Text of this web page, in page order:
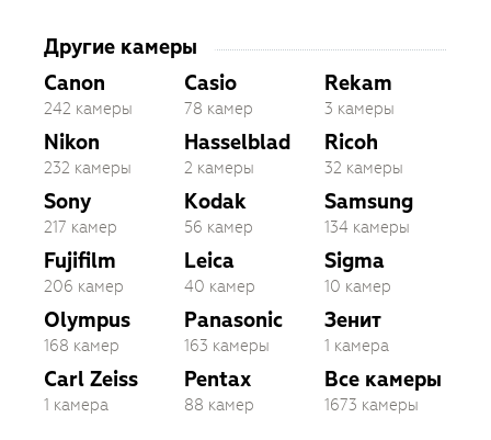
Другие камеры
Canon
242 камеры
Nikon
232 камеры
Sony
217 камер
Fujifilm
206 камер
Olympus
168 камер
Carl Zeiss
1 камера
Casio
78 камер
Hasselblad
2 камеры
Kodak
56 камер
Leica
40 камер
Panasonic
163 камеры
Pentax
88 камер
Rekam
3 камеры
Ricoh
32 камеры
Samsung
134 камеры
Sigma
10 камер
Зенит
1 камера
Все камеры
1673 камеры